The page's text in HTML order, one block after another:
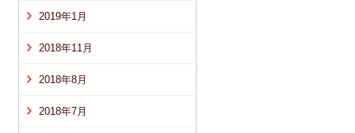
2019年1月
2018年11月
2018年8月
2018年7月